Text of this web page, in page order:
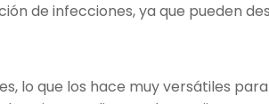
de infecciones, ya que pueden
lo que los hace muy versátiles